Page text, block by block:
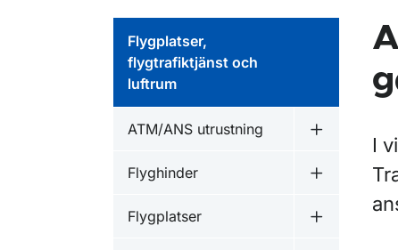
Flygplatser,
flygtrafiktjänst och
luftrum
ATM/ANS utrustning
Undermeny
Flyghinder
Flygplatser
Undermeny
I